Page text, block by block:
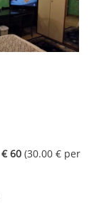
€ 60 (30.00 € per